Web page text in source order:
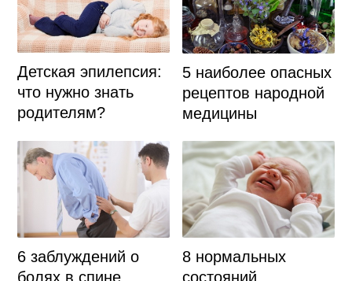
Детская эпилепсия:
что нужно знать
родителям?
5 наиболее опасных
рецептов народной
медицины
6 заблуждений о
болях в спине
8 нормальных
состояний